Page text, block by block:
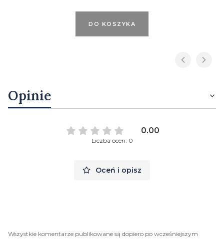
DO KOSZYKA
Opinie
0.00
Liczba ocen: 0
Oceń i opisz
Wszystkie komentarze publikowane są dopiero po wcześniejszym